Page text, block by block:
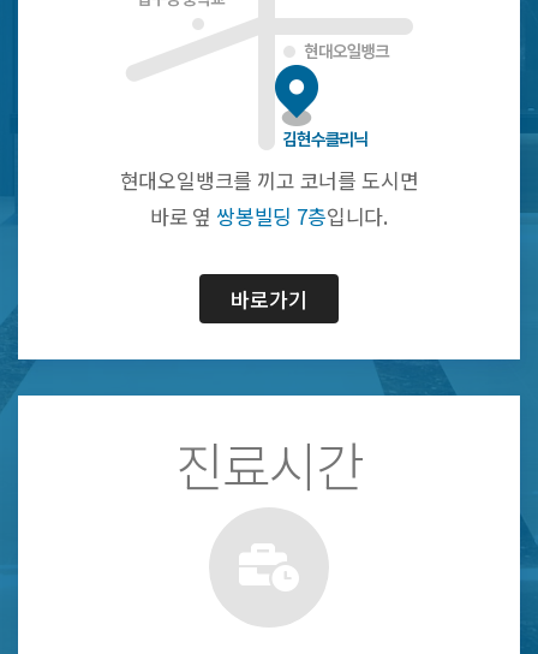
현대오일뱅크를 끼고 코너를 도시면
바로 옆 쌍봉빌딩 7층입니다.
바로가기
진료시간